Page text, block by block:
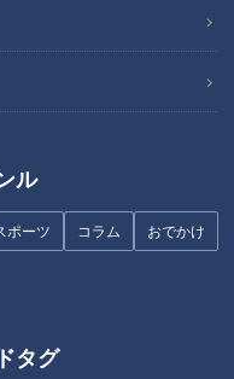
ル
ポーツ コラム おでかけ
タグ
97歳。現役の看護師で
向け住宅「いちしの里」
のよい働きぶりに、誰も